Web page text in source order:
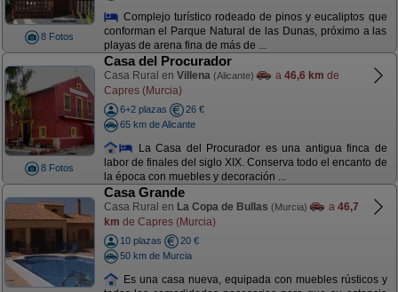
8 Fotos
Complejo turístico rodeado de pinos y eucaliptos que
conforman el Parque Natural de las Dunas, próximo a las
playas de arena fina de más de ...
8 Fotos
Casa del Procurador
Casa Rural en Villena (Alicante) a 46,6 km de
Capres (Murcia)
6+2 plazas
26 €
65 km de Alicante
La Casa del Procurador es una antigua finca de
labor de finales del siglo XIX. Conserva todo el encanto de
la época con muebles y decoración ...
Casa Grande
Casa Rural en La Copa de Bullas (Murcia) a 46,7
km de Capres (Murcia)
10 plazas
20 €
50 km de Murcia
Es una casa nueva, equipada con muebles rústicos y